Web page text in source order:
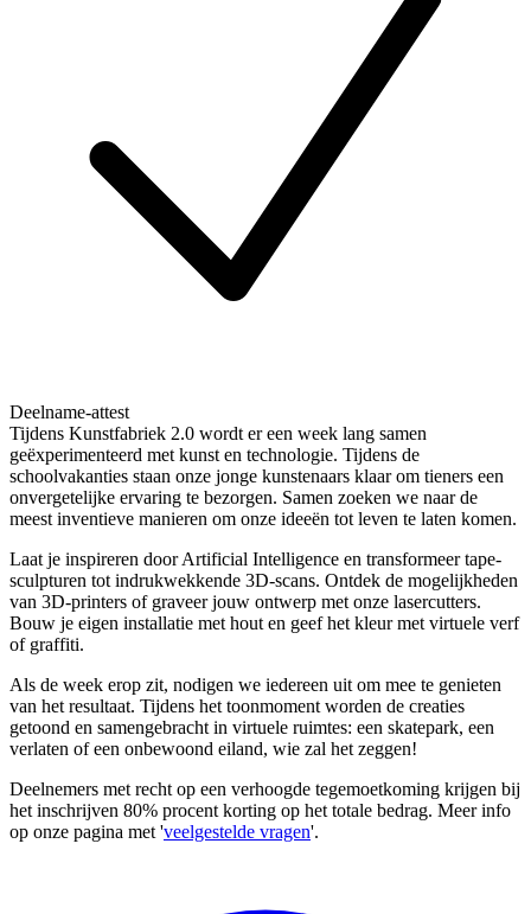
Deelname-attest
Tijdens Kunstfabriek 2.0 wordt er een week lang samen
geëxperimenteerd met kunst en technologie. Tijdens de
schoolvakanties staan onze jonge kunstenaars klaar om tieners een
onvergetelijke ervaring te bezorgen. Samen zoeken we naar de
meest inventieve manieren om onze ideeën tot leven te laten komen.
Laat je inspireren door Artificial Intelligence en transformeer tape-
sculpturen tot indrukwekkende 3D-scans. Ontdek de mogelijkheden
van 3D-printers of graveer jouw ontwerp met onze lasercutters.
Bouw je eigen installatie met hout en geef het kleur met virtuele verf
of graffiti.
Als de week erop zit, nodigen we iedereen uit om mee te genieten
van het resultaat. Tijdens het toonmoment worden de creaties
getoond en samengebracht in virtuele ruimtes: een skatepark, een
verlaten of een onbewoond eiland, wie zal het zeggen!
Deelnemers met recht op een verhoogde tegemoetkoming krijgen bij
het inschrijven 80% procent korting op het totale bedrag. Meer info
op onze pagina met 'veelgestelde vragen'.